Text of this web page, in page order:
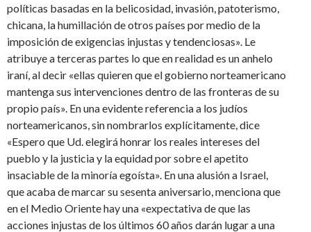
políticas basadas en la belicosidad, invasión, patoterismo,
chicana, la humillación de otros países por medio de la
imposición de exigencias injustas y tendenciosas». Le
atribuye a terceras partes lo que en realidad es un anhelo
iraní, al decir «ellas quieren que el gobierno norteamericano
mantenga sus intervenciones dentro de las fronteras de su
propio país». En una evidente referencia a los judíos
norteamericanos, sin nombrarlos explícitamente, dice
«Espero que Ud. elegirá honrar los reales intereses del
pueblo y la justicia y la equidad por sobre el apetito
insaciable de la minoría egoísta». En una alusión a Israel,
que acaba de marcar su sesenta aniversario, menciona que
en el Medio Oriente hay una «expectativa de que las
acciones injustas de los últimos 60 años darán lugar a una